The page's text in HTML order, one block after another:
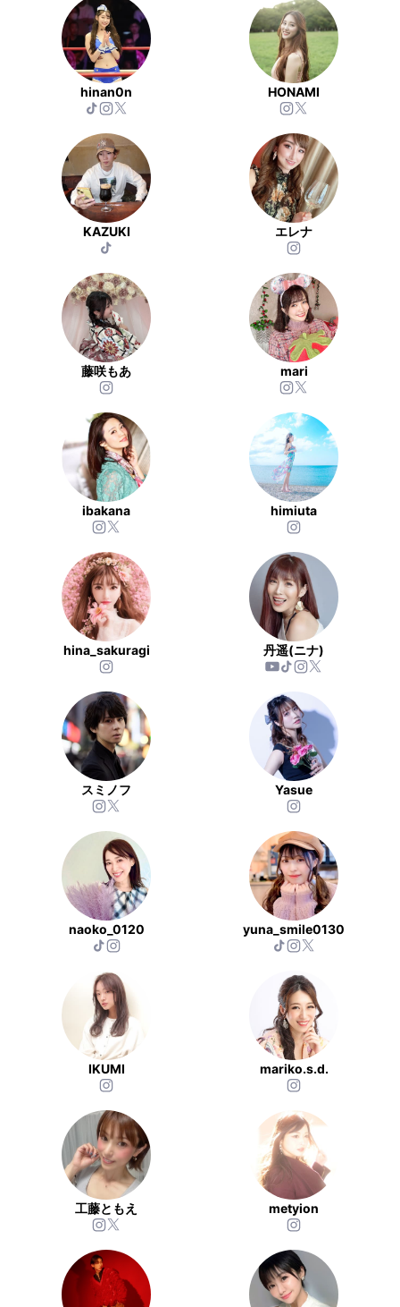
hinan0n HONAMI
KAZUKI エレナ
藤咲もあ mari
ibakana himiuta
hina_sakuragi 丹遥(ニナ)
スミノフ Yasue
naoko_0120 yuna_smile0130
IKUMI mariko.s.d.
工藤ともえ metyion